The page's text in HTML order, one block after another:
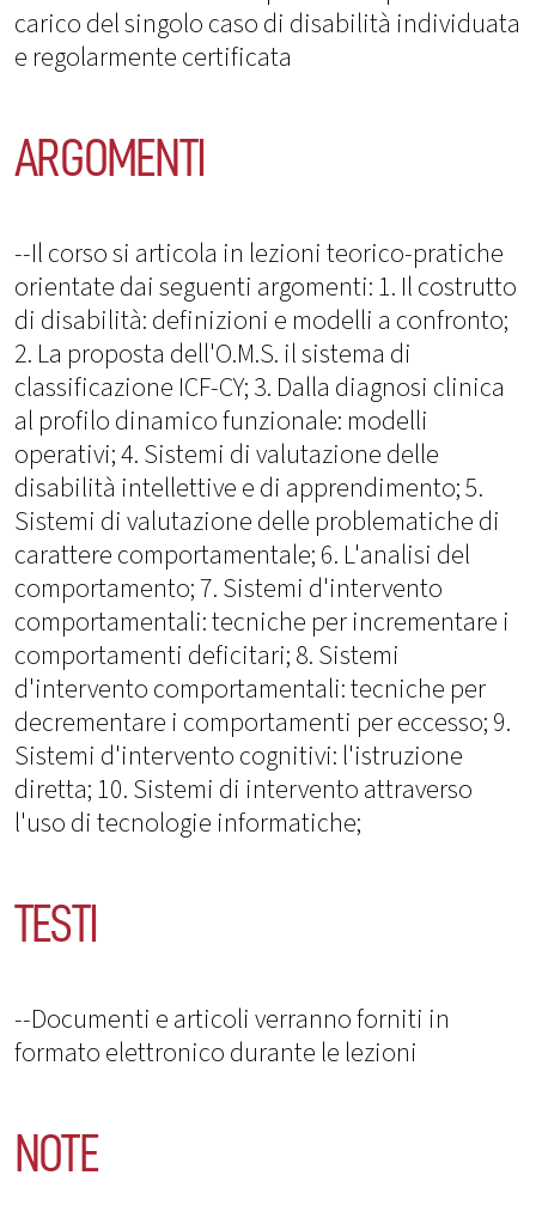
carico del singolo caso di disabilità individuata
e regolarmente certificata
ARGOMENTI
--Il corso si articola in lezioni teorico-pratiche
orientate dai seguenti argomenti: 1. Il costrutto
di disabilità: definizioni e modelli a confronto;
2. La proposta dell'O.M.S. il sistema di
classificazione ICF-CY; 3. Dalla diagnosi clinica
al profilo dinamico funzionale: modelli
operativi; 4. Sistemi di valutazione delle
disabilità intellettive e di apprendimento; 5.
Sistemi di valutazione delle problematiche di
carattere comportamentale; 6. L'analisi del
comportamento; 7. Sistemi d'intervento
comportamentali: tecniche per incrementare i
comportamenti deficitari; 8. Sistemi
d'intervento comportamentali: tecniche per
decrementare i comportamenti per eccesso; 9.
Sistemi d'intervento cognitivi: l'istruzione
diretta; 10. Sistemi di intervento attraverso
l'uso di tecnologie informatiche;
TESTI
--Documenti e articoli verranno forniti in
formato elettronico durante le lezioni
NOTE